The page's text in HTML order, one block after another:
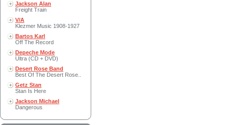
Jackson Alan
Freight Train
V/A
Klezmer Music 1908-1927
Bartos Karl
Off The Record
Depeche Mode
Ultra (CD + DVD)
Desert Rose Band
Best Of The Desert Rose..
Getz Stan
Stan Is Here
Jackson Michael
Dangerous